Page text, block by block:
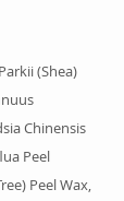
(Shea)
Chinensis
Peel
Peel Wax,